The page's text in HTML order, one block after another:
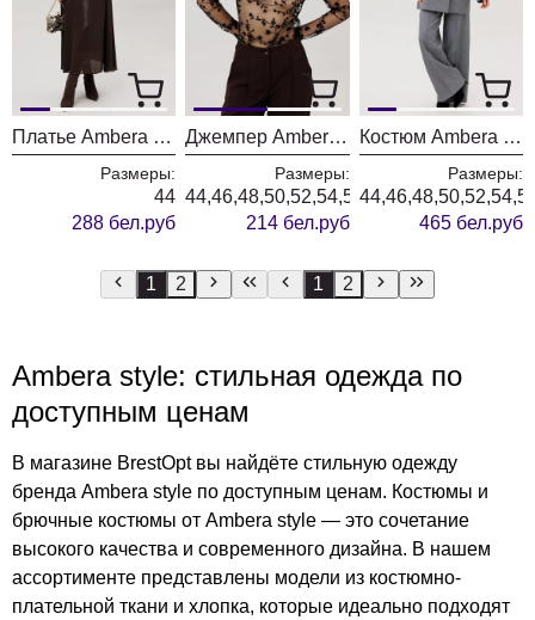
Платье Ambera style 1034-5
Размеры:
44
288 бел.руб
Джемпер Ambera style 1136
Размеры:
44,46,48,50,52,54,56,58,60
214 бел.руб
Костюм Ambera style 3018
Размеры:
465 бел.руб
1 2 1 2
Ambera style: стильная одежда по
доступным ценам
В магазине BrestOpt вы найдёте стильную одежду
бренда Ambera style по доступным ценам. Костюмы и
брючные костюмы от Ambera style — это сочетание
высокого качества и современного дизайна. В нашем
ассортименте представлены модели из костюмно-
плательной ткани и хлопка, которые идеально подходят